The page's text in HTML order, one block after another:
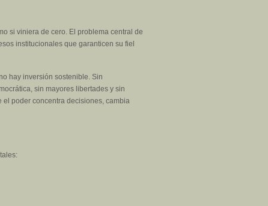
si viniera de cero. El problema central de
institucionales que garanticen su fiel
hay inversión sostenible. Sin
sin mayores libertades y sin
poder concentra decisiones, cambia